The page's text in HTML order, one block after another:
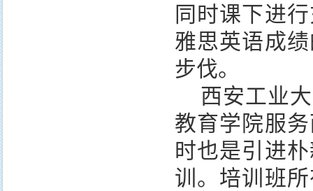
同时课下进
雅思英语成
步伐。
西安工业
教育学院服
时也是引进
训。培训班